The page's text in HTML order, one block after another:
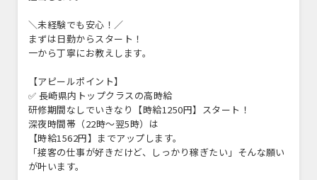
＼未経験でも安心！／
まずは日勤からスタート！
一から丁寧にお教えします。
【アピールポイント】
✅ 長崎県内トップクラスの高時給
研修期間なしでいきなり【時給1250円】スタート！
深夜時間帯（22時～翌5時）は
【時給1562円】までアップします。
「接客の仕事が好きだけど、しっかり稼ぎたい」そんな願い
が叶います。